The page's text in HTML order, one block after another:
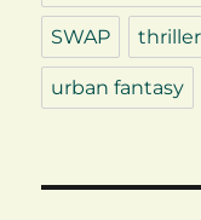
SWAP thriller
urban fantasy